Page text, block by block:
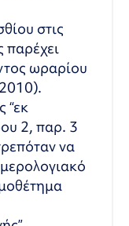
στις
παρέχει
ωραρίου
“εκ
2, παρ. 3
να